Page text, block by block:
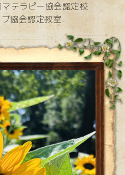
テラピー協会認定校
協会認定教室